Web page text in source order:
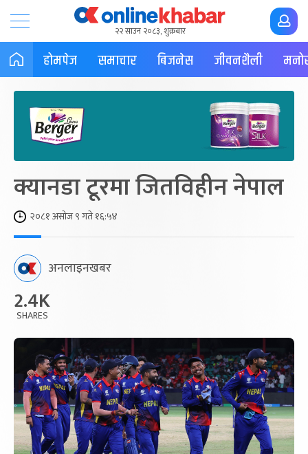
२२ साउन २०८३, शुक्रबार
होमपेज समाचार बिजनेस जीवनशैली
क्यानडा टूरमा जितविहीन नेपाल
२०८१ असोज ९ गते १६:५४
अनलाइनखबर
2.4K
SHARES